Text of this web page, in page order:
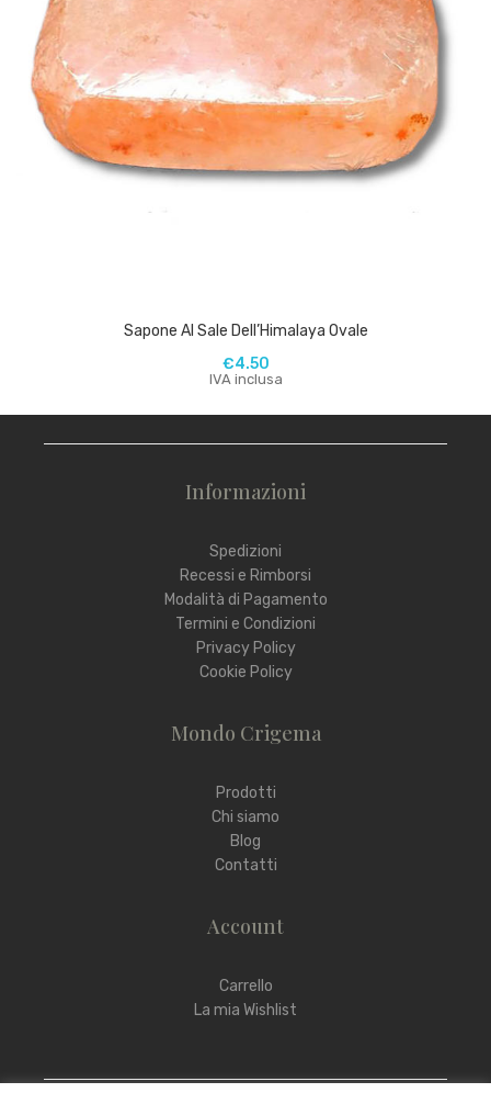
Sapone Al Sale Dell’Himalaya Ovale
€4.50
IVA inclusa
Informazioni
Spedizioni
Recessi e Rimborsi
Modalità di Pagamento
Termini e Condizioni
Privacy Policy
Cookie Policy
Mondo Crigema
Prodotti
Chi siamo
Blog
Contatti
Account
Carrello
La mia Wishlist